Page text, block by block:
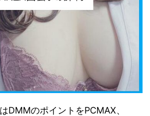
DMMのポイントをPCMAX、